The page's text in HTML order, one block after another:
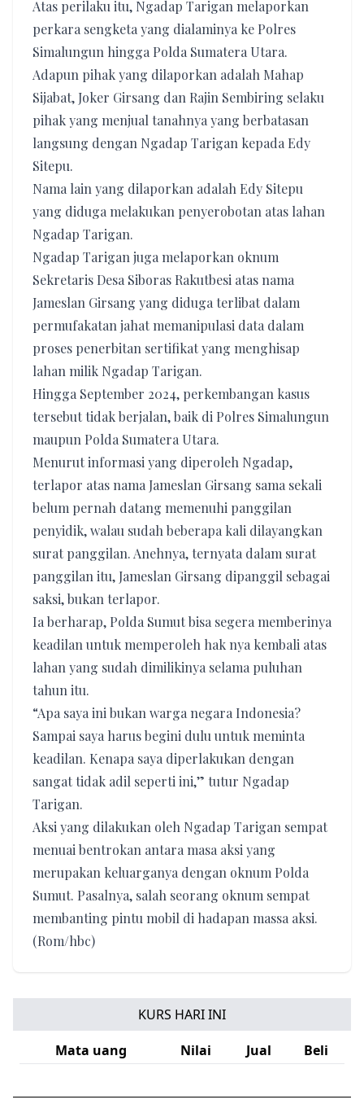
Atas perilaku itu, Ngadap Tarigan melaporkan
perkara sengketa yang dialaminya ke Polres
Simalungun hingga Polda Sumatera Utara.
Adapun pihak yang dilaporkan adalah Mahap
Sijabat, Joker Girsang dan Rajin Sembiring selaku
pihak yang menjual tanahnya yang berbatasan
langsung dengan Ngadap Tarigan kepada Edy
Sitepu.
Nama lain yang dilaporkan adalah Edy Sitepu
yang diduga melakukan penyerobotan atas lahan
Ngadap Tarigan.
Ngadap Tarigan juga melaporkan oknum
Sekretaris Desa Siboras Rakutbesi atas nama
Jameslan Girsang yang diduga terlibat dalam
permufakatan jahat memanipulasi data dalam
proses penerbitan sertifikat yang menghisap
lahan milik Ngadap Tarigan.
Hingga September 2024, perkembangan kasus
tersebut tidak berjalan, baik di Polres Simalungun
maupun Polda Sumatera Utara.
Menurut informasi yang diperoleh Ngadap,
terlapor atas nama Jameslan Girsang sama sekali
belum pernah datang memenuhi panggilan
penyidik, walau sudah beberapa kali dilayangkan
surat panggilan. Anehnya, ternyata dalam surat
panggilan itu, Jameslan Girsang dipanggil sebagai
saksi, bukan terlapor.
Ia berharap, Polda Sumut bisa segera memberinya
keadilan untuk memperoleh hak nya kembali atas
lahan yang sudah dimilikinya selama puluhan
tahun itu.
“Apa saya ini bukan warga negara Indonesia?
Sampai saya harus begini dulu untuk meminta
keadilan. Kenapa saya diperlakukan dengan
sangat tidak adil seperti ini,” tutur Ngadap
Tarigan.
Aksi yang dilakukan oleh Ngadap Tarigan sempat
menuai bentrokan antara masa aksi yang
merupakan keluarganya dengan oknum Polda
Sumut. Pasalnya, salah seorang oknum sempat
membanting pintu mobil di hadapan massa aksi.
(Rom/hbc)
KURS HARI INI
Mata uang
Nilai Jual Beli